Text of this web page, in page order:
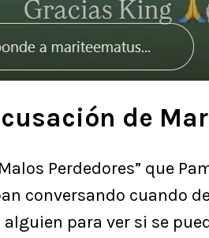
de
Perdedores” que
conversando cuando
alguien para ver si se